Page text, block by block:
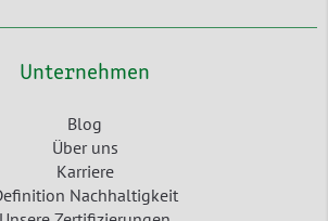
Unternehmen
Blog
Über uns
Karriere
Nachhaltigkeit